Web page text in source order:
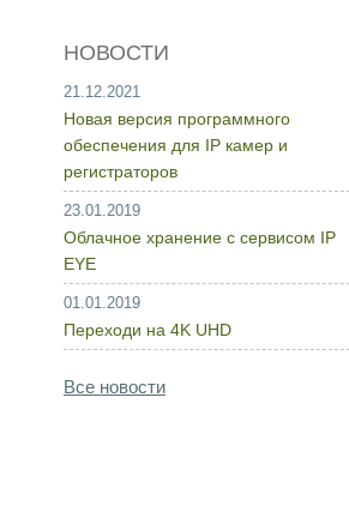
НОВОСТИ
21.12.2021
Новая версия программного
обеспечения для IP камер и
регистраторов
23.01.2019
Облачное хранение с сервисом IP
EYE
01.01.2019
Переходи на 4K UHD
Все новости